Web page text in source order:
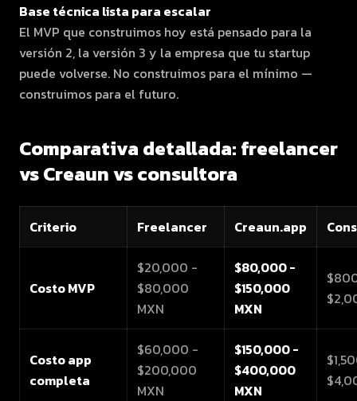
Base técnica lista para escalar
El MVP que construimos hoy está pensado para la
versión 2, la versión 3 y la empresa que tu startup
puede volverse. No construimos para el mínimo —
construimos para el futuro.
Comparativa detallada: freelancer
vs Creaun vs consultora
Criterio Freelancer Creaun.app
Costo MVP
$20,000 -
$80,000
MXN
$80,000 -
$150,000
MXN
Costo app
completa
$60,000 -
$200,000
MXN
$150,000 -
$400,000
MXN